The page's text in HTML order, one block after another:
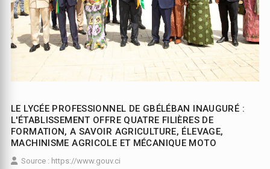
LE LYCÉE PROFESSIONNEL DE GBÉLÉBAN INAUGURÉ :
L'ÉTABLISSEMENT OFFRE QUATRE FILIÈRES DE
FORMATION, A SAVOIR AGRICULTURE, ÉLEVAGE,
MACHINISME AGRICOLE ET MÉCANIQUE MOTO
Source : https://www.gouv.ci